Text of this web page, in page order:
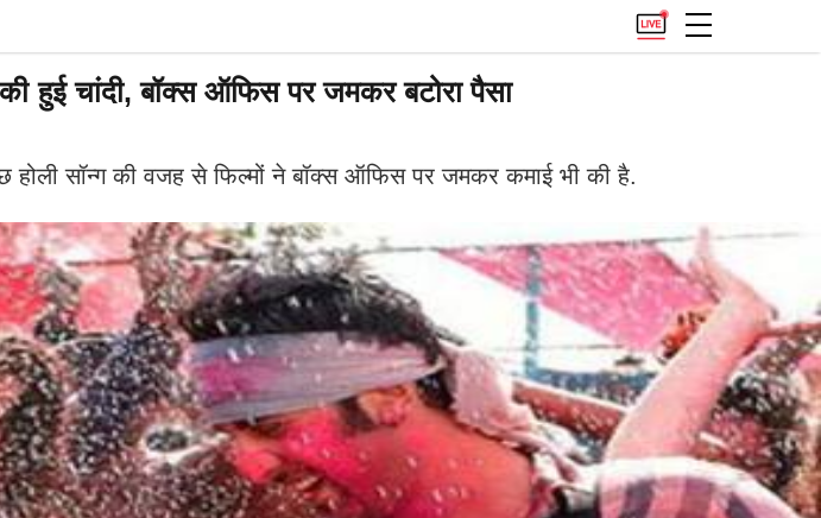
हुई चांदी, बॉक्स ऑफिस पर जमकर बटोरा पैसा
होली सॉन्ग की वजह से फिल्मों ने बॉक्स ऑफिस पर जमकर कमाई भी की है.